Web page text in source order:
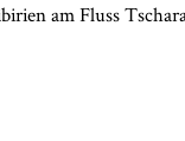
am Fluss